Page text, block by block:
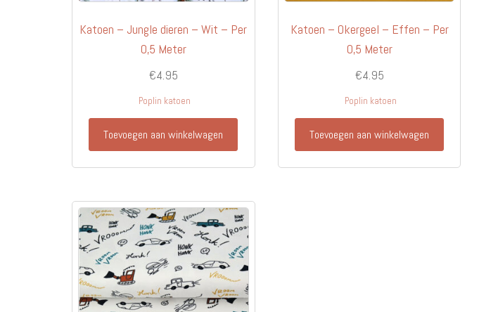
Katoen – Jungle dieren – Wit – Per
0,5 Meter
€4.95
Poplin katoen
Toevoegen aan winkelwagen
Katoen – Okergeel – Effen – Per
0,5 Meter
€4.95
Poplin katoen
Toevoegen aan winkelwagen